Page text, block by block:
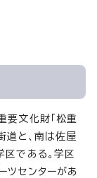
要文化財「松重
道と、南は佐屋
である。学区
ツセンターがあ